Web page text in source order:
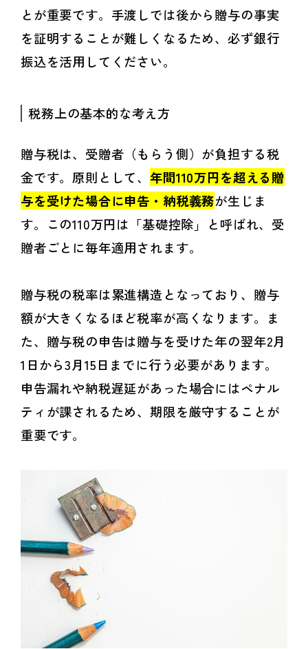
とが重要です。手渡しでは後から贈与の事実
を証明することが難しくなるため、必ず銀行
振込を活用してください。
税務上の基本的な考え方
贈与税は、受贈者（もらう側）が負担する税
金です。原則として、 年間110万円を超える贈
与を受けた場合に申告・納税義務が生じま
す。この110万円は「基礎控除」と呼ばれ、受
贈者ごとに毎年適用されます。
贈与税の税率は累進構造となっており、贈与
額が大きくなるほど税率が高くなります。ま
た、贈与税の申告は贈与を受けた年の翌年2月
1日から3月15日までに行う必要があります。
申告漏れや納税遅延があった場合にはペナル
ティが課されるため、期限を厳守することが
重要です。